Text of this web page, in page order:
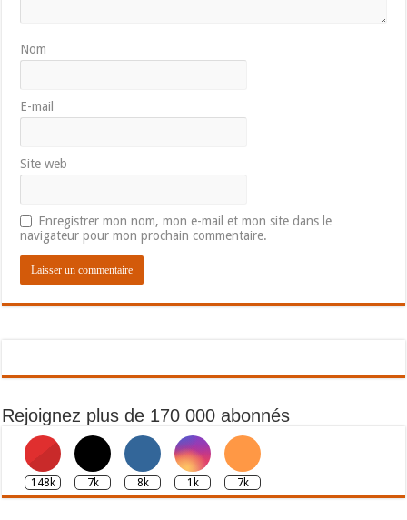
Nom
E-mail
Site web
Enregistrer mon nom, mon e-mail et mon site dans le
navigateur pour mon prochain commentaire.
Rejoignez plus de 170 000 abonnés
148k 7k 8k 1k 7k